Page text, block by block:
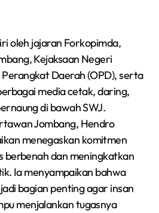
oleh jajaran Forkopimda,
Kejaksaan Negeri
Daerah (OPD), serta
media cetak, daring,
di bawah SWJ.
Jombang, Hendro
menegaskan komitmen
berbenah dan meningkatkan
Ia menyampaikan bahwa
bagian penting agar insan
menjalankan tugasnya